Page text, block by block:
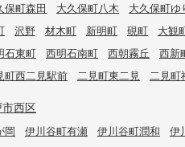
保町森田
大久保町八木 大久保町ゆ
沢野 材木町 新明町 硯町 大観
石東町
西明石南町 西朝霧丘 西新
町西二見駅前
二見町東二見 二見町
西区
岡 伊川谷町有瀬 伊川谷町潤和 伊